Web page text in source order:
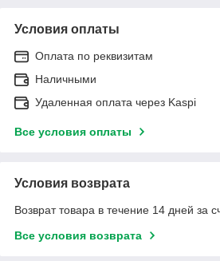
Условия оплаты
Оплата по реквизитам
Наличными
Удаленная оплата через Kaspi
Все условия оплаты
Условия возврата
Возврат товара в течение 14 дней за
Все условия возврата